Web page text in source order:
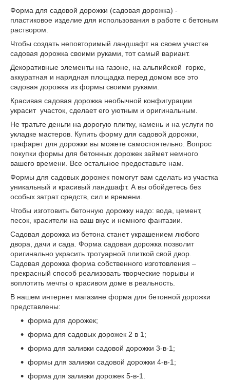
Форма для садовой дорожки (садовая дорожка) -
пластиковое изделие для использования в работе с бетоным
раствором.
Чтобы создать неповторимый ландшафт на своем участке
садовая дорожка своими руками, тот самый вариант.
Декоративные элементы на газоне, на альпийской горке,
аккуратная и нарядная площадка перед домом все это
садовая дорожка из формы своими руками.
Красивая садовая дорожка необычной конфигурации
украсит участок, сделает его уютным и оригинальным.
Не тратьте деньги на дорогую плитку, камень и на услуги по
укладке мастеров. Купить форму для садовой дорожки,
трафарет для дорожки вы можете самостоятельно. Вопрос
покупки формы для бетонных дорожек займет немного
вашего времени. Все остальное предоставьте нам.
Формы для садовых дорожек помогут вам сделать из участка
уникальный и красивый ландшафт. А вы обойдетесь без
особых затрат средств, сил и времени.
Чтобы изготовить бетонную дорожку надо: вода, цемент,
песок, красители на ваш вкус и немного фантазии.
Садовая дорожка из бетона станет украшением любого
двора, дачи и сада. Форма садовая дорожка позволит
оригинально украсить тротуарной плиткой свой двор.
Садовая дорожка форма собственного изготовления –
прекрасный способ реализовать творческие порывы и
воплотить мечты о красивом доме в реальность.
В нашем интернет магазине форма для бетонной дорожки
представлены:
форма для дорожек;
форма для садовых дорожек 2 в 1;
форма для заливки садовой дорожки 3-в-1;
формы для заливки садовой дорожки 4-в-1;
форма для заливки дорожек 5-в-1.